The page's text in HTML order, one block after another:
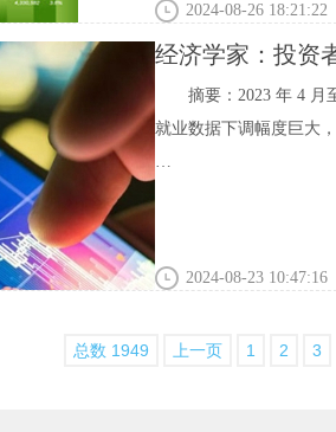
2024-08-26 18:21:22
经济学家：投资
摘要：2023 年 4 月
就业数据下调幅度巨大
…
2024-08-23 10:47:16
总数 1949 上一页 1 2 3